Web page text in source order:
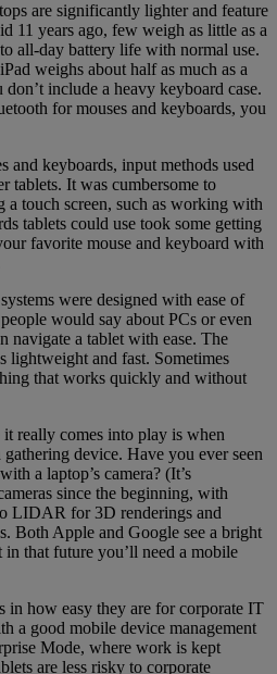
are significantly lighter and feature
11 years ago, few weigh as little as a
all-day battery life with normal use.
weighs about half as much as a
include a heavy keyboard case.
for mouses and keyboards, you
and keyboards, input methods used
tablets. It was cumbersome to
a touch screen, such as working with
tablets could use took some getting
favorite mouse and keyboard with
were designed with ease of
would say about PCs or even
navigate a tablet with ease. The
lightweight and fast. Sometimes
that works quickly and without
really comes into play is when
gathering device. Have you ever seen
a laptop’s camera? (It’s
since the beginning, with
LIDAR for 3D renderings and
Both Apple and Google see a bright
that future you’ll need a mobile
in how easy they are for corporate IT
a good mobile device management
Mode, where work is kept
are less risky to corporate